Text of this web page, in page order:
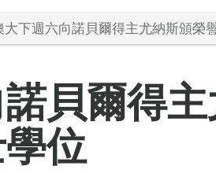
大下週六向諾貝爾得主尤納斯頒榮
貝爾得
位